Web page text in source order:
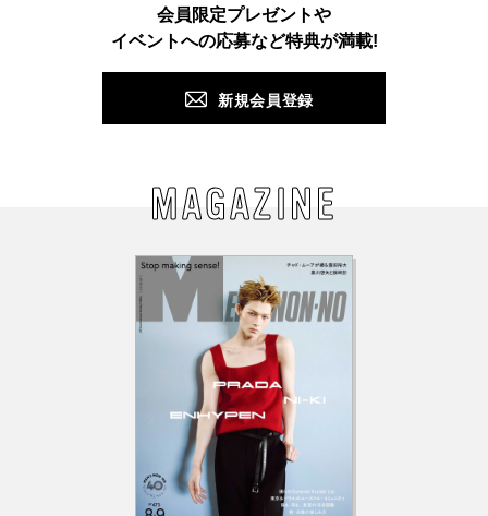
会員限定プレゼントや
イベントへの応募など特典が満載!
新規会員登録
MAGAZINE